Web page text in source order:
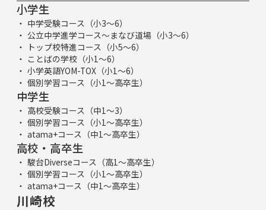
小学生
中学受験コース（小3～6）
公立中学進学コース～まなび道場（小3～6）
トップ校特進コース（小5～6）
ことばの学校（小1～6）
小学英語YOM-TOX（小1～6）
個別学習コース（小1～高卒生）
中学生
高校受験コース（中1～3）
個別学習コース（小1～高卒生）
atama+コース（中1～高卒生）
高校・高卒生
駿台Diverseコース（高1～高卒生）
個別学習コース（小1～高卒生）
atama+コース（中1～高卒生）
川崎校